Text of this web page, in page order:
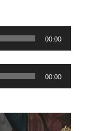
00:00
00:00